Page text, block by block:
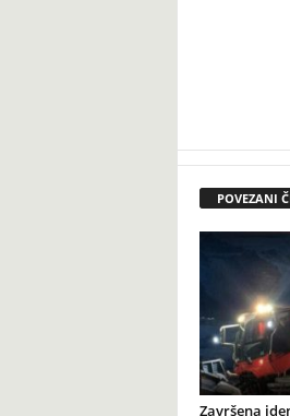
POVEZANI
Završena